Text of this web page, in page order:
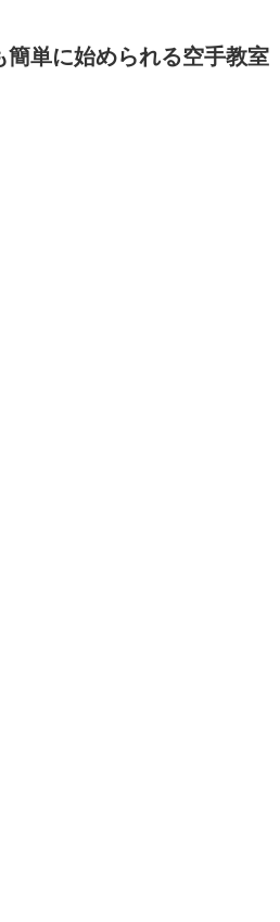
単に始められる空手教室